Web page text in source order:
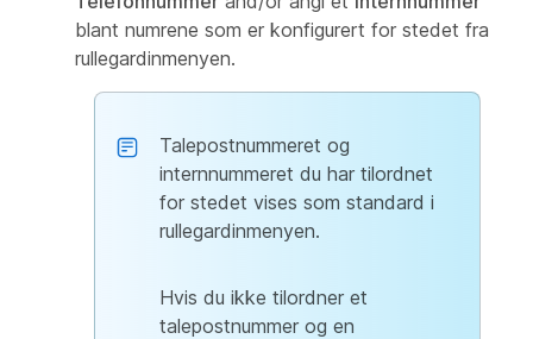
blant numrene som er konfigurert for stedet fra
rullegardinmenyen.
Talepostnummeret og
internnummeret du har tilordnet
for stedet vises som standard i
rullegardinmenyen.
Hvis du ikke tilordner et
talepostnummer og en